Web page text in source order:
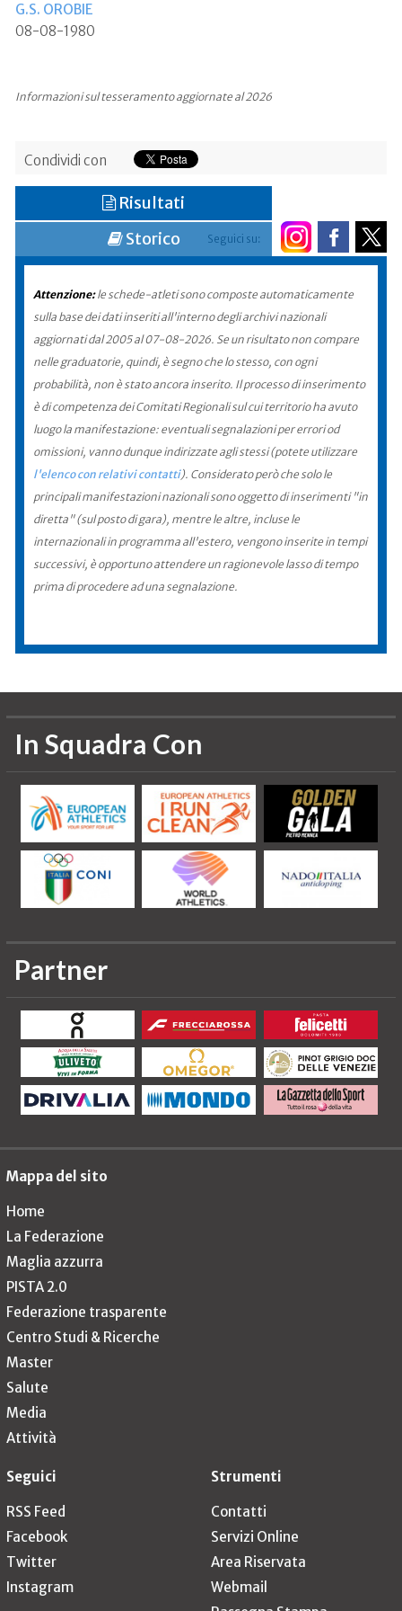
G.S. OROBIE
08-08-1980
Informazioni sul tesseramento aggiornate al 2026
Condividi con
Seguici su:
Risultati
Storico
Attenzione:le schede-atleti sono composte automaticamente
sulla base dei dati inseriti all'interno degli archivi nazionali
aggiornati dal 2005 al 07-08-2026. Se un risultato non compare
nelle graduatorie, quindi, è segno che lo stesso, con ogni
probabilità, non è stato ancora inserito. Il processo di inserimento
è di competenza dei Comitati Regionali sul cui territorio ha avuto
luogo la manifestazione: eventuali segnalazioni per errori od
omissioni, vanno dunque indirizzate agli stessi (potete utilizzare
l'elenco con relativi contatti). Considerato però che solo le
principali manifestazioni nazionali sono oggetto di inserimenti "in
diretta" (sul posto di gara), mentre le altre, incluse le
internazionali in programma all'estero, vengono inserite in tempi
successivi, è opportuno attendere un ragionevole lasso di tempo
prima di procedere ad una segnalazione.
In Squadra Con
Partner
Mappa del sito
Home
La Federazione
Maglia azzurra
PISTA 2.0
Federazione trasparente
Centro Studi & Ricerche
Master
Salute
Media
Attività
Seguici
RSS Feed
Facebook
Twitter
Instagram
Strumenti
Contatti
Servizi Online
Area Riservata
Webmail